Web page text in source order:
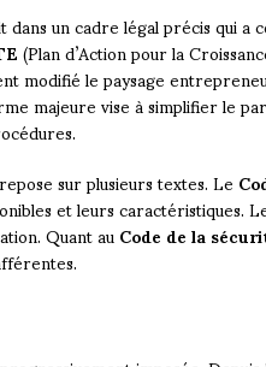
dans un cadre légal précis qui a
(Plan d’Action pour la
modifié le paysage
majeure vise à simplifier le
sur plusieurs textes. Le
et leurs caractéristiques.
Quant auCode de la